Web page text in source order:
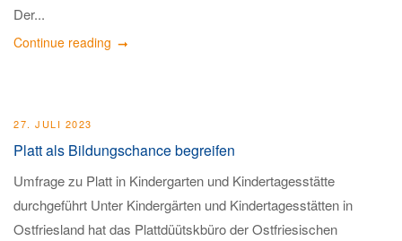
Der...
Continue reading
27. JULI 2023
Platt als Bildungschance begreifen
Umfrage zu Platt in Kindergarten und Kindertagesstätte
durchgeführt Unter Kindergärten und Kindertagesstätten in
Ostfriesland hat das Plattdüütskbüro der Ostfriesischen